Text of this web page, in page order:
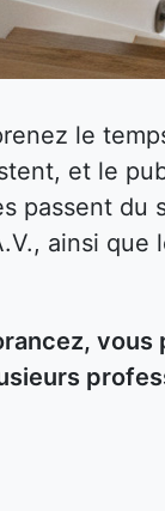
le
et le
passent
ainsi